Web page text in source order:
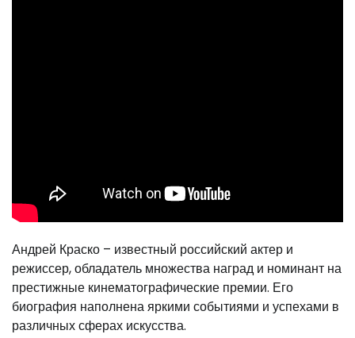
Андрей Краско – известный российский актер и
режиссер, обладатель множества наград и номинант на
престижные кинематографические премии. Его
биография наполнена яркими событиями и успехами в
различных сферах искусства.